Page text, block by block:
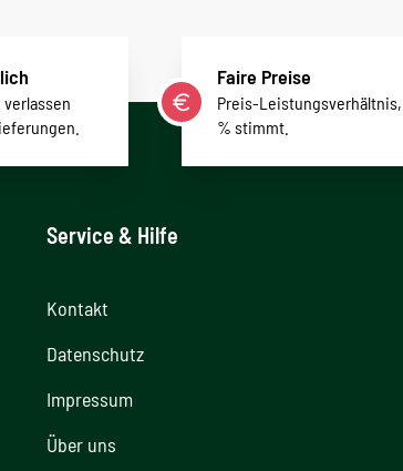
Faire Preise
Preis-Leistungsverhältnis,
% stimmt.
Service & Hilfe
Kontakt
Datenschutz
Impressum
Über uns